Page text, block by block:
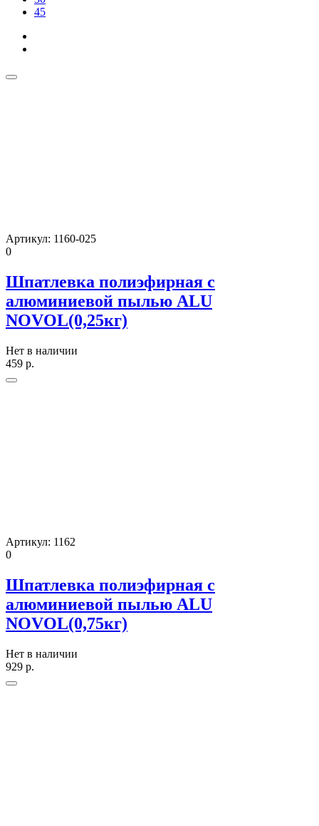
45
Артикул: 1160-025
0
Шпатлевка полиэфирная с
алюминиевой пылью ALU
NOVOL(0,25кг)
Нет в наличии
459 р.
Артикул: 1162
0
Шпатлевка полиэфирная с
алюминиевой пылью ALU
NOVOL(0,75кг)
Нет в наличии
929 р.